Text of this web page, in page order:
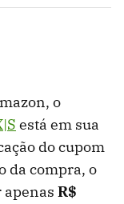
o
está em sua
do cupom
da compra, o
R$